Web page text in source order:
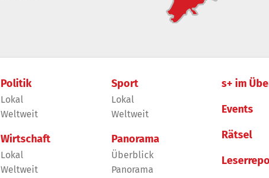
Politik
Lokal
Weltweit
Wirtschaft
Lokal
Weltweit
Sport
Lokal
Weltweit
Panorama
Überblick
Panorama
s+ im
Events
Rätsel